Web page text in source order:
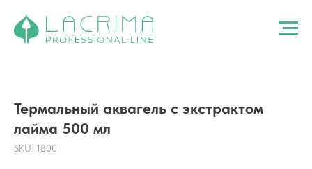
Термальный аквагель с экстрактом
лайма 500 мл
SKU: 1800